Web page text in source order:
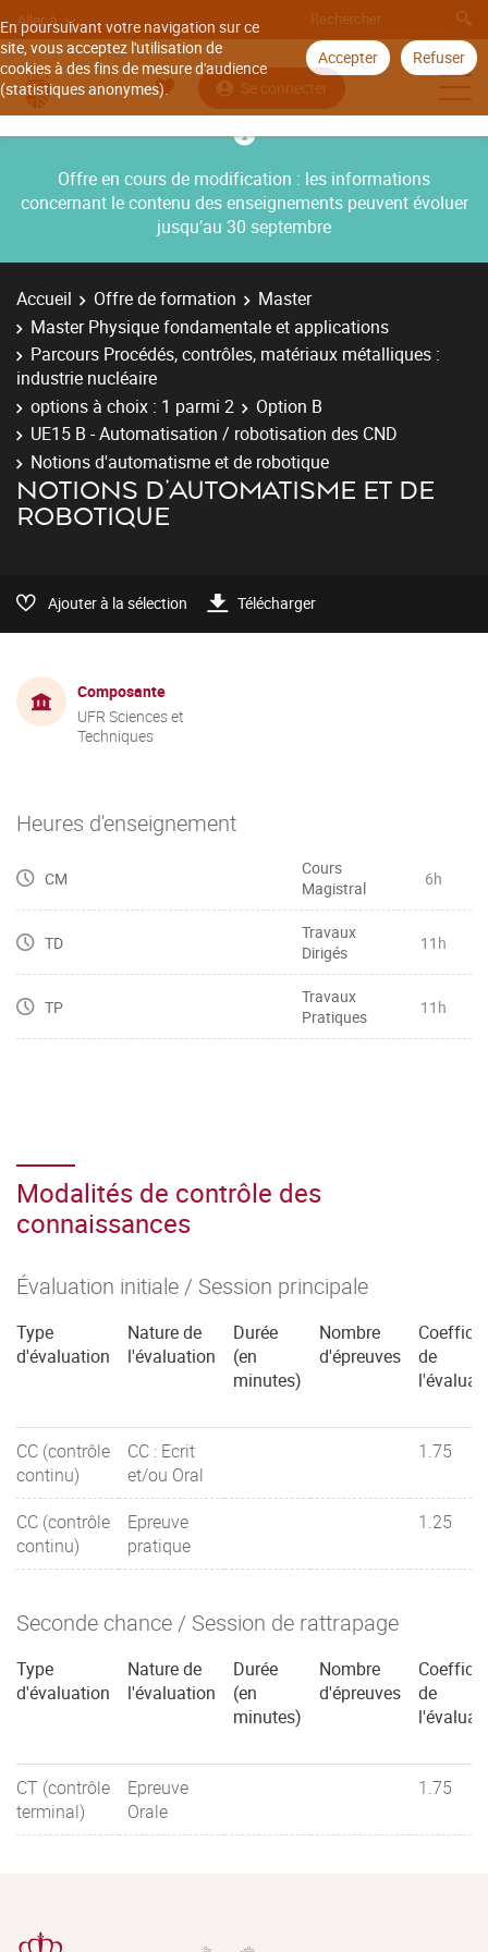
En poursuivant votre navigation sur ce
site, vous acceptez l'utilisation de
cookies à des fins de mesure d'audience
(statistiques anonymes).
Accepter Refuser
Aller à
Se connecter
Offre en cours de modification : les informations
concernant le contenu des enseignements peuvent évoluer
jusqu’au 30 septembre
Accueil Offre de formation
Master
Master Physique fondamentale et applications
Parcours Procédés, contrôles, matériaux métalliques :
industrie nucléaire
options à choix : 1 parmi 2
Option B
UE15 B - Automatisation / robotisation des CND
Notions d'automatisme et de robotique
NOTIONS D'AUTOMATISME ET DE
ROBOTIQUE
Ajouter à la sélection Télécharger
Composante
UFR Sciences et
Techniques
Heures d'enseignement
CM
Cours
Magistral
6h
TD
Travaux
Dirigés
11h
TP
Travaux
Pratiques
11h
Modalités de contrôle des
connaissances
Évaluation initiale / Session principale
Type
d'évaluation
Nature de
l'évaluation
Durée
(en
minutes)
Nombre
d'épreuves
de
CC (contrôle
continu)
CC : Ecrit
et/ou Oral
1.75
CC (contrôle
continu)
Epreuve
pratique
1.25
Seconde chance / Session de rattrapage
Type
d'évaluation
Nature de
l'évaluation
Durée
(en
minutes)
Nombre
d'épreuves
de
CT (contrôle
terminal)
Epreuve
Orale
1.75